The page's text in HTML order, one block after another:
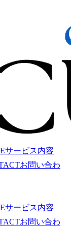
サービス内容
お問い合わ
サービス内容
お問い合わ